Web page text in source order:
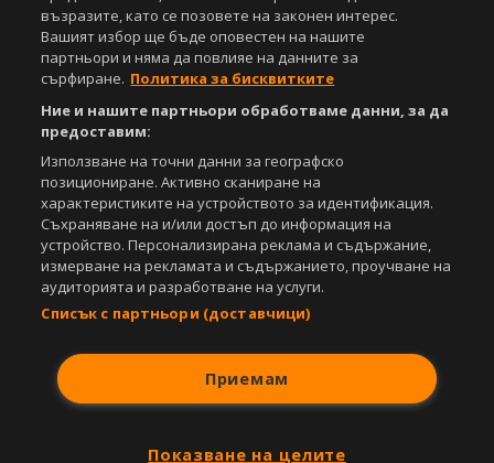
възразите, като се позовете на законен интерес.
Вашият избор ще бъде оповестен на нашите
партньори и няма да повлияе на данните за
сърфиране. Политика за бисквитките
Ние и нашите партньори обработваме данни, за да
предоставим:
Използване на точни данни за географско
позициониране. Активно сканиране на
характеристиките на устройството за идентификация.
Съхраняване на и/или достъп до информация на
устройство. Персонализирана реклама и съдържание,
измерване на рекламата и съдържанието, проучване на
аудиторията и разработване на услуги.
Списък с партньори (доставчици)
Приемам
Показване на целите